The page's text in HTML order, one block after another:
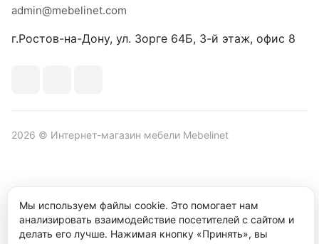
admin@mebelinet.com
г.Ростов-на-Дону, ул. Зорге 64Б, 3-й этаж, офис 8
2026 © Интернет-магазин мебели Mebelinet
Политика обработки персональных данных
конфиденциальности
Продвижение сайта студияРекламный контент
Мы используем файлы cookie. Это помогает нам
анализировать взаимодействие посетителей с сайтом и
делать его лучше. Нажимая кнопку «Принять», вы